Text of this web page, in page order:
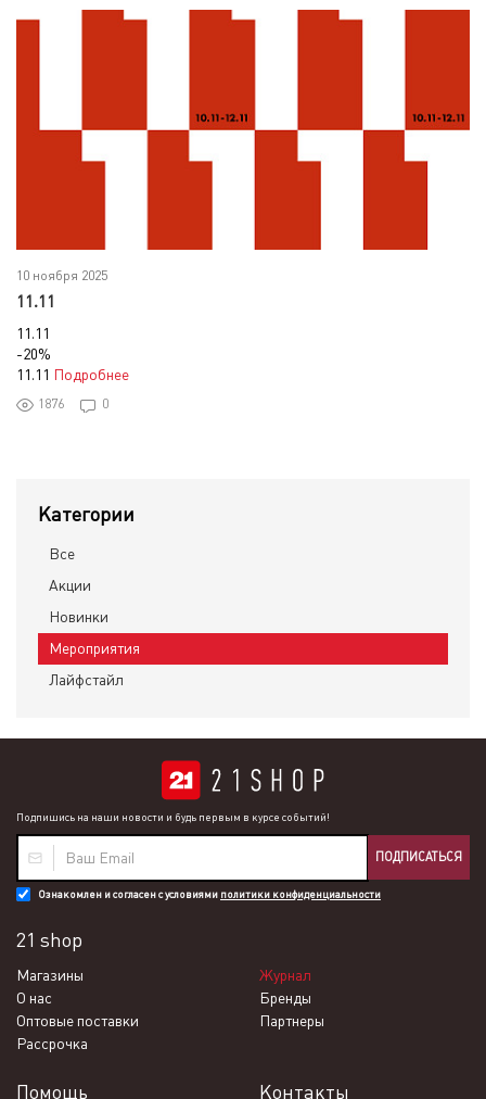
10 ноября 2025
11.11
11.11
-20%
11.11 Подробнее
1876 0
Категории
Все
Акции
Новинки
Мероприятия
Лайфстайл
Подпишись на наши новости и будь первым в курсе событий!
ПОДПИСАТЬСЯ
Ознакомлен и согласен с условиями политики конфиденциальности
21 shop
Магазины
Журнал
О нас
Бренды
Оптовые поставки
Партнеры
Рассрочка
Помощь Контакты